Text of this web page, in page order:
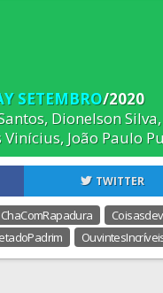
SETEMBRO/2020
Dionelson
João Paulo
TWITTER
ChaComRapadura